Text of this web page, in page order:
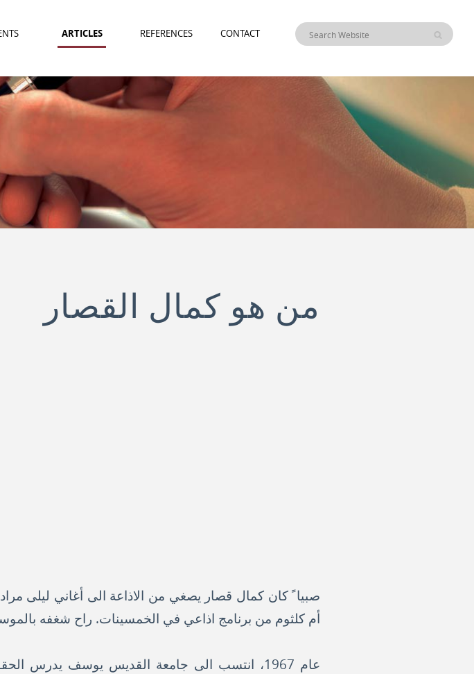
ARTICLES REFERENCES CONTACT
من هو كمال القصار
صبيا ً كان كمال قصار يصغي من الاذاعة الى أغاني ليلى
أم كلثوم من برنامج اذاعي في الخمسينات. راح شغفه